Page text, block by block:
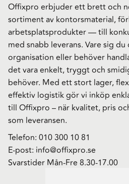
Offixpro erbjuder ett brett och
sortiment av kontorsmaterial,
arbetsplatsprodukter — till
med snabb leverans. Vare sig
organisation eller behöver
det vara enkelt, tryggt och
behöver. Med ett stort lager,
effektiv logistik gör vi inköp
till Offixpro – när kvalitet, pris
som leveransen.
Telefon: 010 300 10 81
E-post: info@offixpro.se
Svarstider Mån-Fre 8.30-17.00